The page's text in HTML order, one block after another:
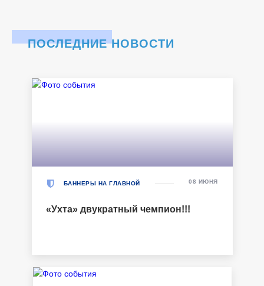
ПОСЛЕДНИЕ НОВОСТИ
БАННЕРЫ НА ГЛАВНОЙ
«Ухта» двукратный чемпион!!!
08 ИЮНЯ